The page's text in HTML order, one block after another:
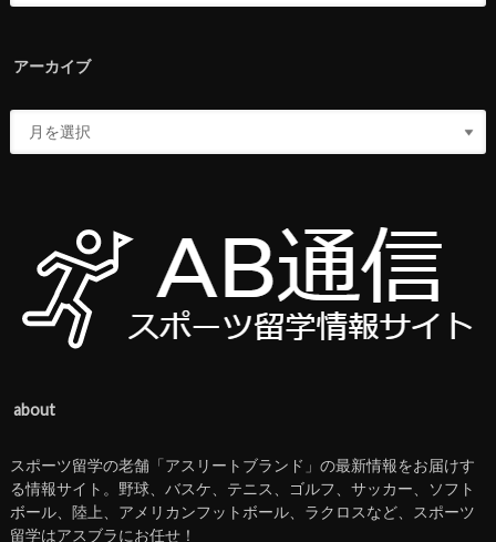
アーカイブ
about
スポーツ留学の老舗「アスリートブランド」の最新情報をお届けす
る情報サイト。野球、バスケ、テニス、ゴルフ、サッカー、ソフト
ボール、陸上、アメリカンフットボール、ラクロスなど、スポーツ
留学はアスブラにお任せ！